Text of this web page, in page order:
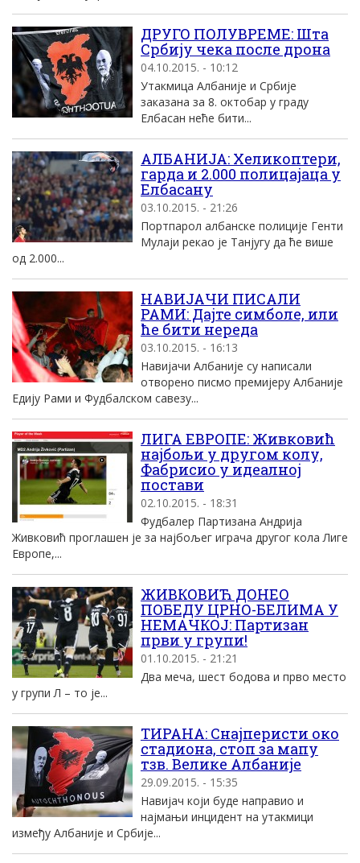
ДРУГО ПОЛУВРЕМЕ: Шта
Србију чека после дрона
04.10.2015. - 10:12
Утакмица Албаније и Србије
заказана за 8. октобар у граду
Елбасан неће бити...
АЛБАНИЈА: Хеликоптери,
гарда и 2.000 полицајаца у
Елбасану
03.10.2015. - 21:26
Портпарол албанске полиције Генти
Мулаји рекао је Танјугу да ће више
од 2.000...
НАВИЈАЧИ ПИСАЛИ
РАМИ: Дајте симболе, или
ће бити нереда
03.10.2015. - 16:13
Навијачи Албаније су написали
отворено писмо премијеру Албаније
Едију Рами и Фудбалском савезу...
ЛИГА ЕВРОПЕ: Живковић
најбољи у другом колу,
Фабрисио у идеалној
постави
02.10.2015. - 18:31
Фудбалер Партизана Андрија
Живковић проглашен је за најбољег играча другог кола Лиге
Европе,...
ЖИВКОВИЋ ДОНЕО
ПОБЕДУ ЦРНО-БЕЛИМА У
НЕМАЧКОЈ: Партизан
први у групи!
01.10.2015. - 21:21
Два меча, шест бодова и прво место
у групи Л – то је...
ТИРАНА: Снајперисти око
стадиона, стоп за мапу
тзв. Велике Албаније
29.09.2015. - 15:35
Навијач који буде направио и
најмањи инцидент на утакмици
између Албаније и Србије...